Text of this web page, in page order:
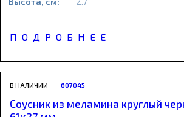
ПОДРОБНЕЕ
В НАЛИЧИИ 607045
Соусник из меламина круглый